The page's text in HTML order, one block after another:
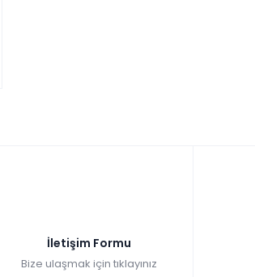
İletişim Formu
Bize ulaşmak için tıklayınız